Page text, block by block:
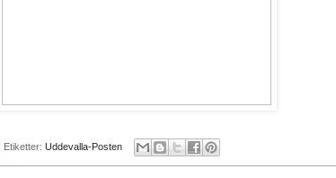
Etiketter: Uddevalla-Posten